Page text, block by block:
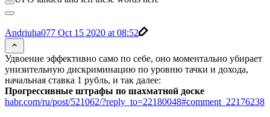
Andriuha077 Oct 15 2020 at 08:52
Удвоение эффективно само по себе, оно моментально убирает
унизительную дискриминацию по уровню тачки и дохода,
начальная ставка 1 рубль, и так далее:
Прогрессивные штрафы по шахматной доске
habr.com/ru/post/521062/?reply_to=22180048#comment_22176238